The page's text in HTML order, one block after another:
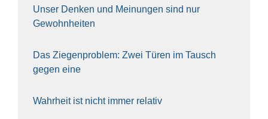
Unser Den­ken und Mei­nun­gen sind nur
Gewohn­hei­ten
Das Zie­gen­pro­blem: Zwei Türen im Tausch
gegen eine
Wahr­heit ist nicht immer rela­tiv